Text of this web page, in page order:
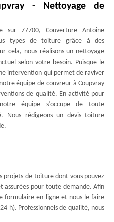
- Nettoyage de
sur 77700, Couverture Antoine
types de toiture grâce à des
cela, nous réalisons un nettoyage
selon votre besoin. Puisque le
intervention qui permet de raviver
équipe de couvreur à Coupvray
de qualité. En activité pour
équipe s’occupe de toute
Nous rédigeons un devis toiture
projets de toiture dont vous pouvez
assurées pour toute demande. Afin
formulaire en ligne et nous le faire
h). Professionnels de qualité, nous